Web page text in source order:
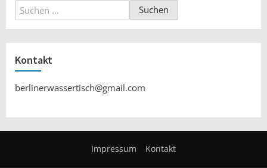
Suchen
nach:
Kontakt
berlinerwassertisch@gmail.com
Impressum Kontakt